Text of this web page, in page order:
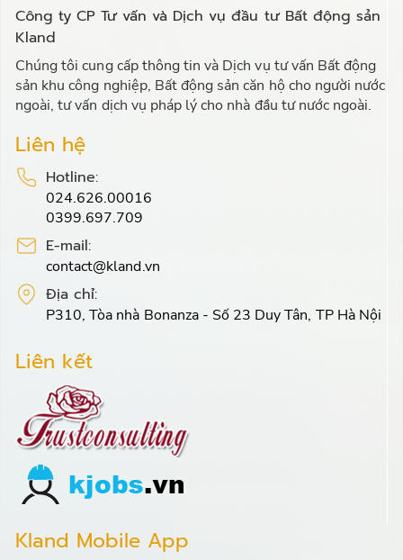
Công ty CP Tư vấn và Dịch vụ đầu tư Bất động sản
Kland
Chúng tôi cung cấp thông tin và Dịch vụ tư vấn Bất động
sản khu công nghiệp, Bất động sản căn hộ cho người nước
ngoài, tư vấn dịch vụ pháp lý cho nhà đầu tư nước ngoài.
Liên hệ
Hotline:
024.626.00016
0399.697.709
E-mail:
contact@kland.vn
Địa chỉ:
P310, Tòa nhà Bonanza - Số 23 Duy Tân, TP Hà Nội
Liên kết
Kland Mobile App